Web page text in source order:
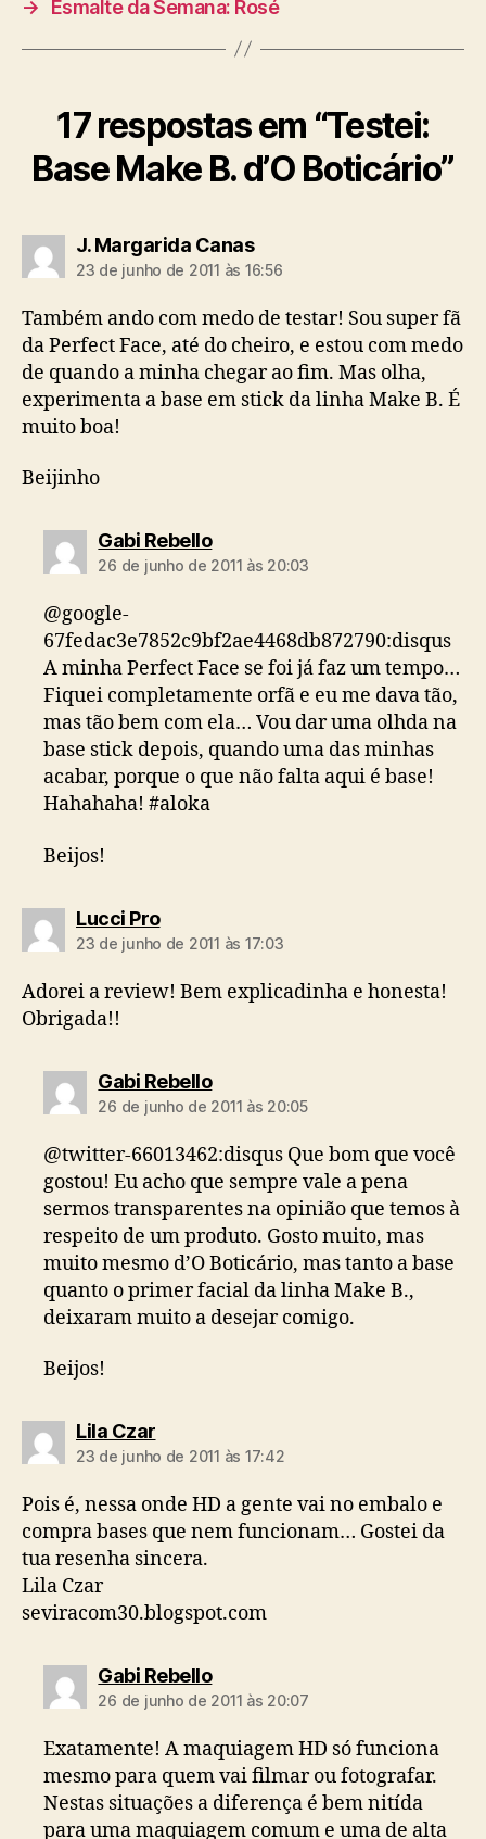
→
Esmalte da Semana: Rosé
17 respostas em “Testei:
Base Make B. d’O Boticário”
J. Margarida Canasdiz:
23 de junho de 2011 às 16:56
Também ando com medo de testar! Sou super fã
da Perfect Face, até do cheiro, e estou com medo
de quando a minha chegar ao fim. Mas olha,
experimenta a base em stick da linha Make B. É
muito boa!
Beijinho
Gabi Rebellodiz:
26 de junho de 2011 às 20:03
@google-
67fedac3e7852c9bf2ae4468db872790:disqus
A minha Perfect Face se foi já faz um tempo…
Fiquei completamente orfã e eu me dava tão,
mas tão bem com ela… Vou dar uma olhda na
base stick depois, quando uma das minhas
acabar, porque o que não falta aqui é base!
Hahahaha! #aloka
Beijos!
Lucci Prodiz:
23 de junho de 2011 às 17:03
Adorei a review! Bem explicadinha e honesta!
Obrigada!!
Gabi Rebellodiz:
26 de junho de 2011 às 20:05
@twitter-66013462:disqus Que bom que você
gostou! Eu acho que sempre vale a pena
sermos transparentes na opinião que temos à
respeito de um produto. Gosto muito, mas
muito mesmo d’O Boticário, mas tanto a base
quanto o primer facial da linha Make B.,
deixaram muito a desejar comigo.
Beijos!
Lila Czardiz:
23 de junho de 2011 às 17:42
Pois é, nessa onde HD a gente vai no embalo e
compra bases que nem funcionam… Gostei da
tua resenha sincera.
Lila Czar
seviracom30.blogspot.com
Gabi Rebellodiz:
26 de junho de 2011 às 20:07
Exatamente! A maquiagem HD só funciona
mesmo para quem vai filmar ou fotografar.
Nestas situações a diferença é bem nitída
para uma maquiagem comum e uma de alta